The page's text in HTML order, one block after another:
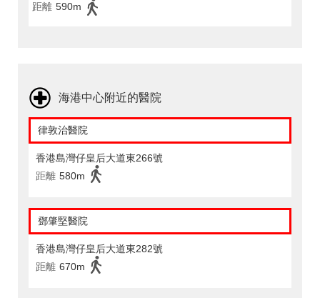
距離 590m
海港中心附近的醫院
律敦治醫院
香港島灣仔皇后大道東266號
距離 580m
鄧肇堅醫院
香港島灣仔皇后大道東282號
距離 670m